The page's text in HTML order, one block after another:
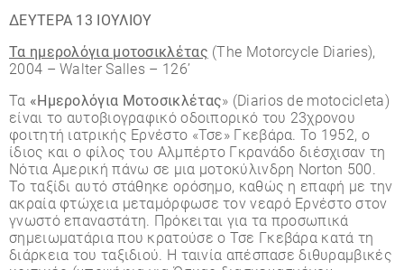
ΔΕΥΤΕΡΑ 13 ΙΟΥΛΙΟΥ
Τα ημερολόγια μοτοσικλέτας (The Motorcycle Diaries),
2004 – Walter Salles – 126’
Τα «Ημερολόγια Μοτοσικλέτας» (Diarios de motocicleta)
είναι το αυτοβιογραφικό οδοιπορικό του 23χρονου
φοιτητή ιατρικής Ερνέστο «Τσε» Γκεβάρα. Το 1952, ο
ίδιος και ο φίλος του Αλμπέρτο Γκρανάδο διέσχισαν τη
Νότια Αμερική πάνω σε μια μοτοκύλινδρη Norton 500.
Το ταξίδι αυτό στάθηκε ορόσημο, καθώς η επαφή με την
ακραία φτώχεια μεταμόρφωσε τον νεαρό Ερνέστο στον
γνωστό επαναστάτη. Πρόκειται για τα προσωπικά
σημειωματάρια που κρατούσε ο Τσε Γκεβάρα κατά τη
διάρκεια του ταξιδιού. Η ταινία απέσπασε διθυραμβικές